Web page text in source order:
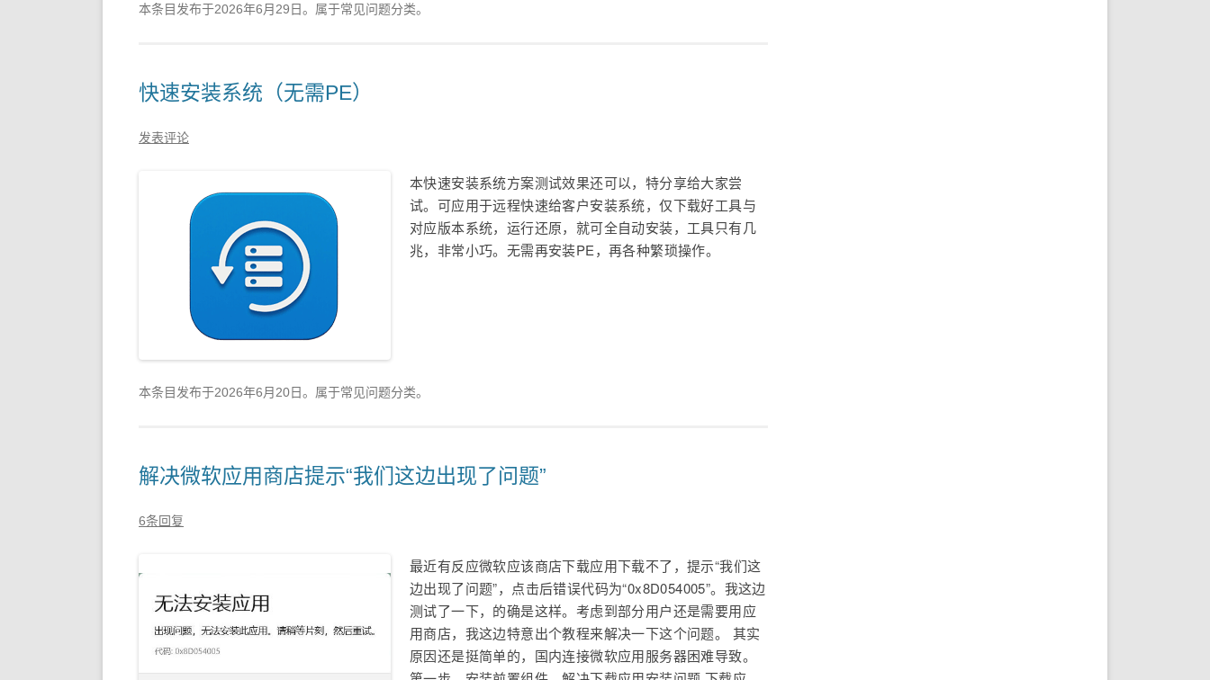
本条目发布于2026年6月29日。属于常见问题分类。
快速安装系统（无需PE）
发表评论
本快速安装系统方案测试效果还可以，特分享给大家尝
试。可应用于远程快速给客户安装系统，仅下载好工具与
对应版本系统，运行还原，就可全自动安装，工具只有几
兆，非常小巧。无需再安装PE，再各种繁琐操作。
本条目发布于2026年6月20日。属于常见问题分类。
解决微软应用商店提示“我们这边出现了问题”
6条回复
最近有反应微软应该商店下载应用下载不了，提示“我们这
边出现了问题”，点击后错误代码为“0x8D054005”。我这边
测试了一下，的确是这样。考虑到部分用户还是需要用应
用商店，我这边特意出个教程来解决一下这个问题。 其实
原因还是挺简单的，国内连接微软应用服务器困难导致。